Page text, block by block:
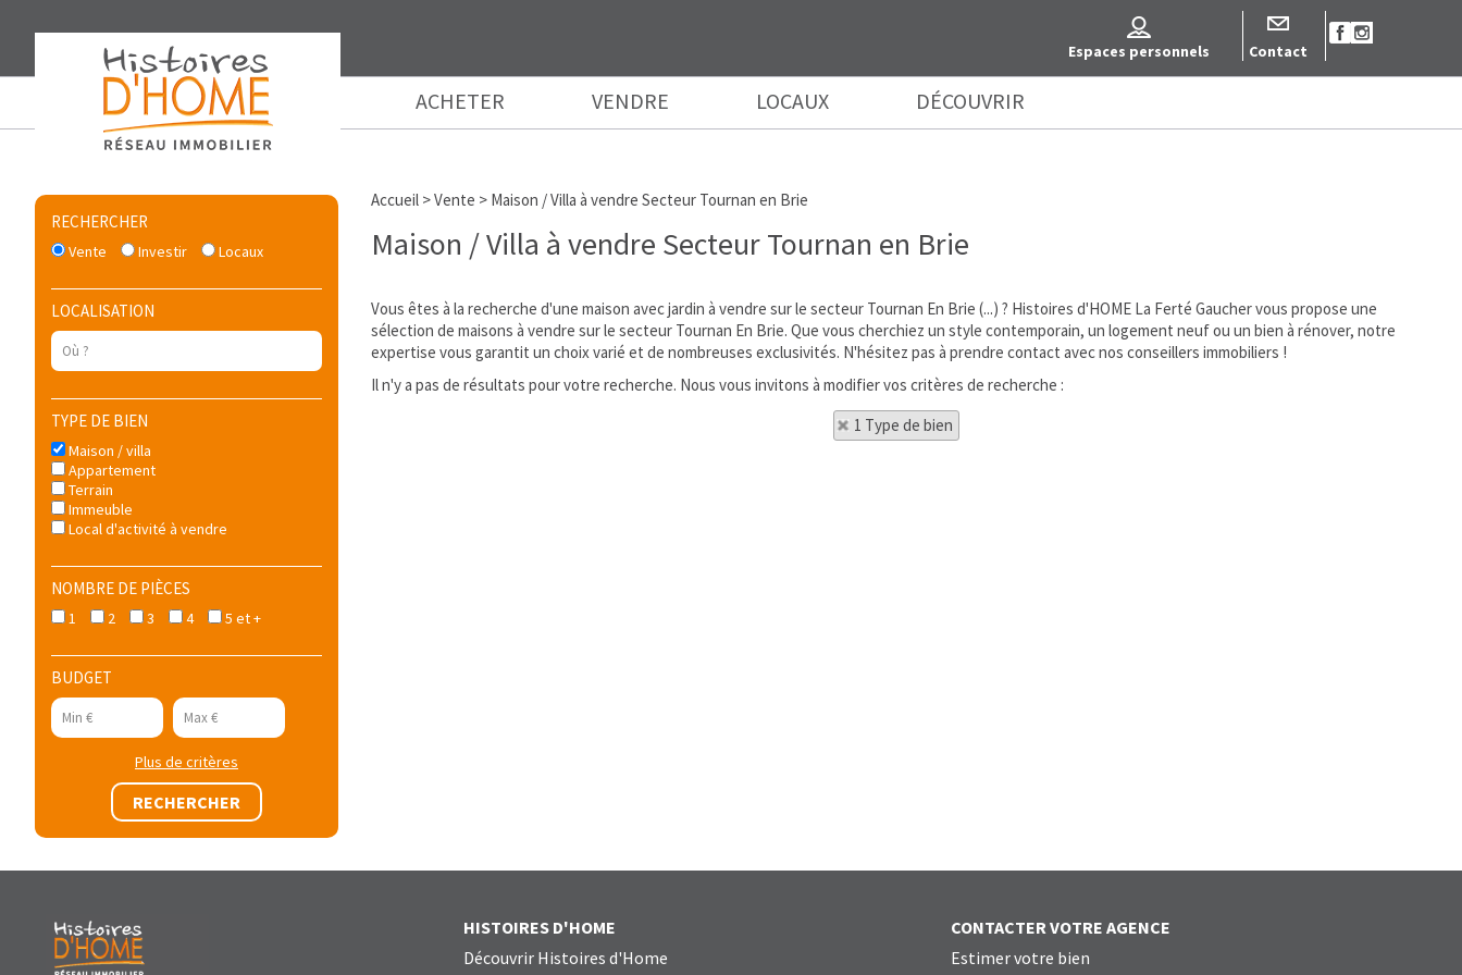
Contact
Espaces personnels
ACHETER VENDRE LOCAUX DÉCOUVRIR
RECHERCHER
Vente Investir Locaux
LOCALISATION
TYPE DE BIEN
Maison / villa
Appartement
Terrain
Immeuble
Local d'activité à vendre
NOMBRE DE PIÈCES
1 2 3 4 5 et +
BUDGET
Plus de critères
Accueil >Vente > Maison / Villa à vendre Secteur Tournan en Brie
Maison / Villa à vendre Secteur Tournan en Brie
Vous êtes à la recherche d'une maison avec jardin à vendre sur le secteur Tournan En Brie (...) ? Histoires d'HOME La Ferté Gaucher vous propose une
sélection de maisons à vendre sur le secteur Tournan En Brie. Que vous cherchiez un style contemporain, un logement neuf ou un bien à rénover, notre
expertise vous garantit un choix varié et de nombreuses exclusivités. N'hésitez pas à prendre contact avec nos conseillers immobiliers !
Il n'y a pas de résultats pour votre recherche. Nous vous invitons à modifier vos critères de recherche :
1 Type de bien
HISTOIRES D'HOME
Découvrir Histoires d'Home
CONTACTER VOTRE AGENCE
Estimer votre bien